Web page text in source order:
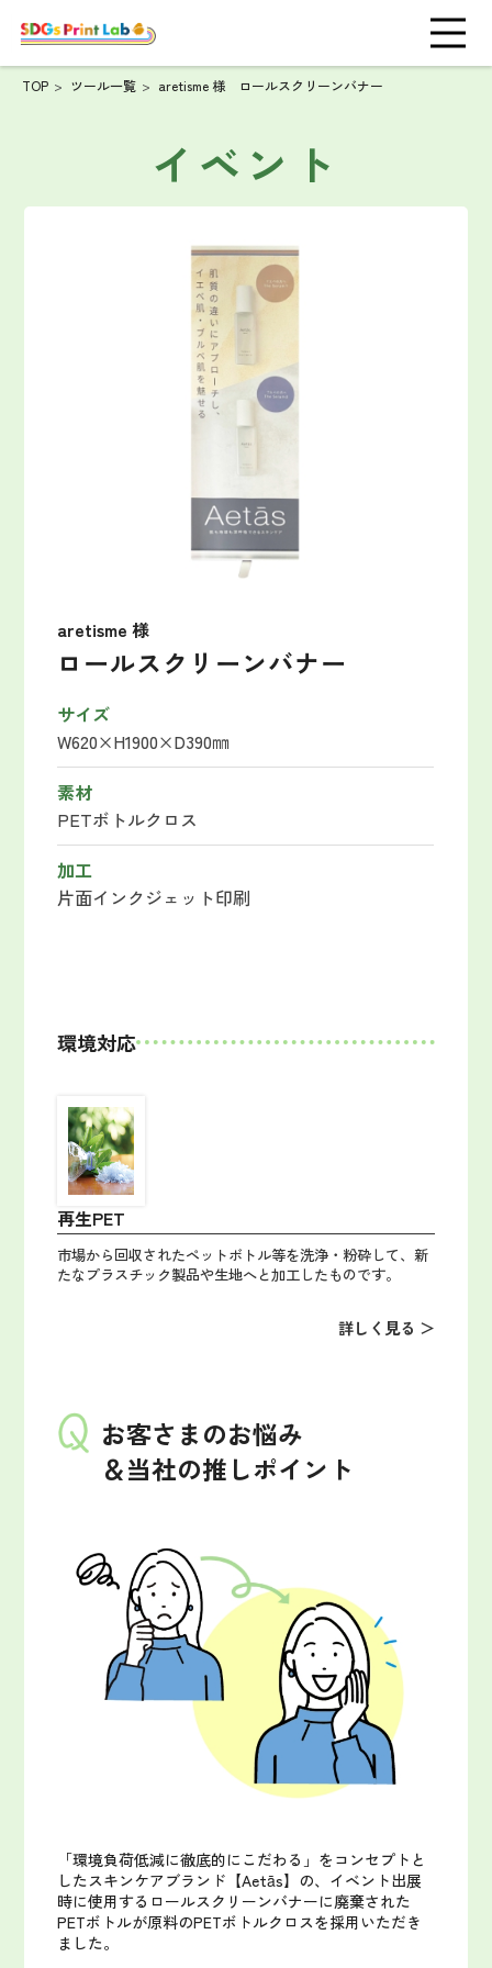
TOP ツール一覧 aretisme 様 ロールスクリーンバナー
イベント
aretisme 様
ロールスクリーンバナー
サイズ
W620×H1900×D390㎜
素材
PETボトルクロス
加工
片面インクジェット印刷
環境対応
再生PET
市場から回収されたペットボトル等を洗浄・粉砕して、新
たなプラスチック製品や生地へと加工したものです。
詳しく見る ＞
お客さまのお悩み
＆当社の推しポイント
「環境負荷低減に徹底的にこだわる」をコンセプトと
したスキンケアブランド【Aetās】の、イベント出展
時に使用するロールスクリーンバナーに廃棄された
PETボトルが原料のPETボトルクロスを採用いただき
ました。